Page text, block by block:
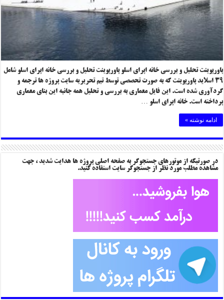
پاورپوینت تحلیل و بررسی خانه اپرای اسلو پاورپوینت تحلیل و بررسی خانه اپرای اسلو شامل
۳۹ اسلاید پاورپوینت که به صورت تحصصی توسط تیم تحریریه سایت پروژه ها ترجمه و
گردآوری شده است. این فایل معماری به بررسی و تحلیل همه جانبه این بنای معماری
پرداخته است. خانه اپرای اسلو …
ادامه نوشته »
در صورتیکه از موتورهای جستجوگر به صفحه اصلی پروژه ها هدایت شدید ، جهت
مشاهده مطلب مورد نظر از جستجوگر سایت استفاده کنید.